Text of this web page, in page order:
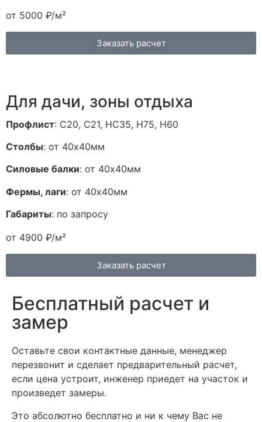
от 5000 ₽/м²
Заказать расчет
Для дачи, зоны отдыха
Профлист: С20, С21, НС35, H75, H60
Столбы: от 40х40мм
Силовые балки: от 40х40мм
Фермы, лаги: от 40х40мм
Габариты: по запросу
от 4900 ₽/м²
Заказать расчет
Бесплатный расчет и
замер
Оставьте свои контактные данные, менеджер
перезвонит и сделает предварительный расчет,
если цена устроит, инженер приедет на участок и
произведет замеры.
Это абсолютно бесплатно и ни к чему Вас не